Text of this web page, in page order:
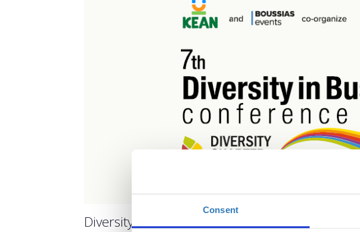
Consent
Diversity in Business Conference 2025